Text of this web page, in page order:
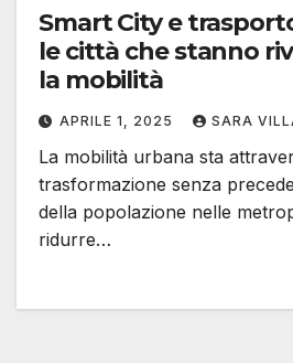
Smart City e
le città che stanno
la mobilità
APRILE 1, 2025 SARA
La mobilità urbana sta
trasformazione senza
della popolazione nelle
ridurre…